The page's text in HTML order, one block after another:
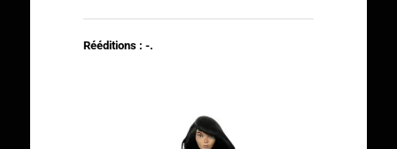
Rééditions : -.